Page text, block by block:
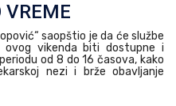
VREME
saopštio je da će službe
vikenda biti dostupne i
od 8 do 16 časova, kako
nezi i brže obavljanje